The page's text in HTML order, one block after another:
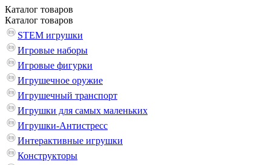
Каталог товаров
Каталог товаров
STEM игрушки
Игровые наборы
Игровые фигурки
Игрушечное оружие
Игрушечный транспорт
Игрушки для самых маленьких
Игрушки-Антистресс
Интерактивные игрушки
Конструкторы